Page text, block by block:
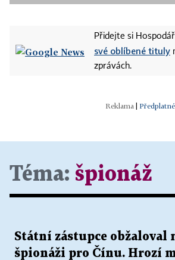
Přidejte si
své oblíbené tituly
zprávách.
Téma: špionáž
Státní zástupce obžaloval
špionáži pro Čínu. Hrozí